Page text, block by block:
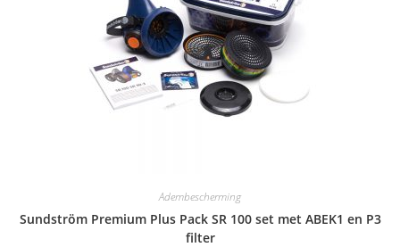
Adembescherming
Sundström Premium Plus Pack SR 100 set met ABEK1 en P3
filter